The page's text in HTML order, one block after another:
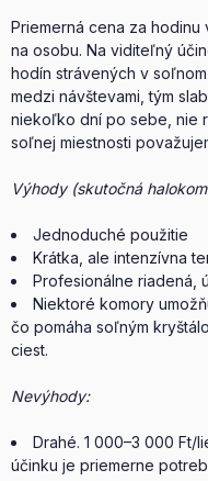
Priemerná cena za hodinu
na osobu. Na viditeľný
hodín strávených v
medzi návštevami, tým
niekoľko dní po sebe, nie
soľnej miestnosti
Výhody (skutočná
Jednoduché použitie
Krátka, ale intenzívna
Profesionálne riadená,
Niektoré komory
čo pomáha soľným
ciest.
Nevýhody:
Drahé. 1 000–3 000 Ft/
účinku je priemerne